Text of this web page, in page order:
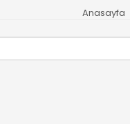
Anasayfa